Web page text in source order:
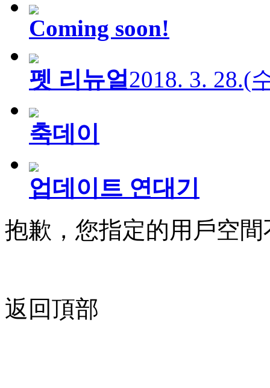
Coming soon!
펫 리뉴얼2018. 3. 28.(
축데이
업데이트 연대기
抱歉，您指定的用戶空間
返回頂部